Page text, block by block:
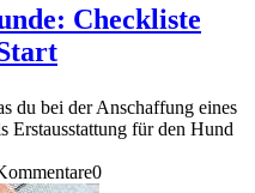
Checkliste
du bei der Anschaffung eines
Erstausstattung für den Hund
0